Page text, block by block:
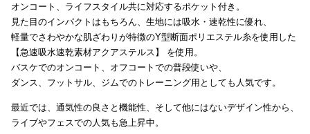
オンコート、ライフスタイル共に対応するポケット付き。
見た目のインパクトはもちろん、生地には吸水・速乾性に優れ、
軽量でさわやかな肌ざわりが特徴のY型断面ポリエステル糸を使用した
【急速吸水速乾素材アクアステルス】 を使用。
バスケでのオンコート、オフコートでの普段使いや、
ダンス、フットサル、ジムでのトレーニング用としても人気です。
最近では、通気性の良さと機能性、そして他にはないデザイン性から、
ライブやフェスでの人気も急上昇中。